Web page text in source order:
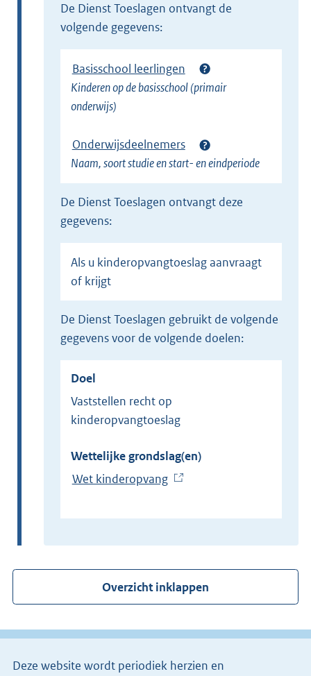
e
i
k
de Dienst Toeslagen ontvangt de
volgende gegevens:
Basisschool leerlingen
Kinderen op de basisschool (primair
onderwijs)
Onderwijsdeelnemers
Naam, soort studie en start- en eindperiode
de Dienst Toeslagen ontvangt deze
gegevens:
Als u kinderopvangtoeslag aanvraagt
of krijgt
de Dienst Toeslagen gebruikt de volgende
gegevens voor de volgende doelen:
Doel
Vaststellen recht op
kinderopvangtoeslag
Wettelijke grondslag(en)
Wet kinderopvang(
x
r
n
l
n
Overzicht inklappen
Deze website wordt periodiek herzien en